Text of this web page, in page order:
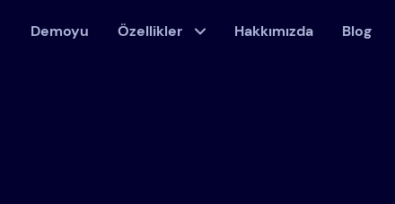
Demoyu Özellikler Hakkımızda Blog